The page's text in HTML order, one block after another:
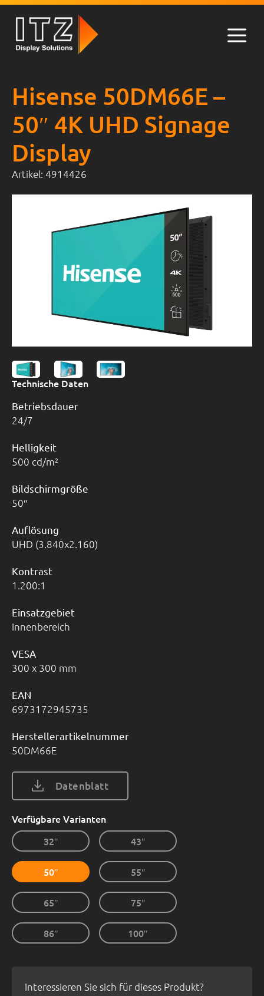
Zum
Inhalt
Hisense 50DM66E –
50″ 4K UHD Signage
Display
Artikel: 4914426
Technische Daten
Betriebsdauer
24/7
Helligkeit
500 cd/m²
Bildschirmgröße
50
Auflösung
UHD (3.840x2.160)
Kontrast
1.200:1
Einsatzgebiet
Innenbereich
VESA
300 x 300 mm
EAN
6973172945735
Herstellerartikelnummer
50DM66E
Datenblatt
Verfügbare Varianten
32″
43″
50″ 55″
65″ 75″
86″ 100″
Interessieren Sie sich für dieses Produkt?